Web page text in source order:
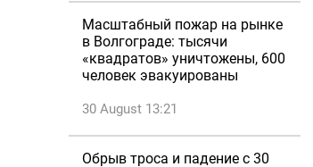
Масштабный пожар на рынке
в Волгограде: тысячи
«квадратов» уничтожены, 600
человек эвакуированы
30 August 13:21
Обрыв троса и падение с 30